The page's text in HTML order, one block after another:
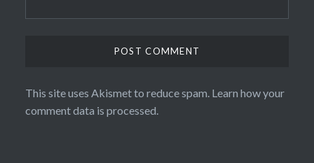
This site uses Akismet to reduce spam. Learn how your
comment data is processed.